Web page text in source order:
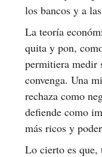
los bancos y a
La teoría
quita y pon,
permitiera medir
convenga. Una
rechaza como
defiende como
más ricos y
Lo cierto es que,